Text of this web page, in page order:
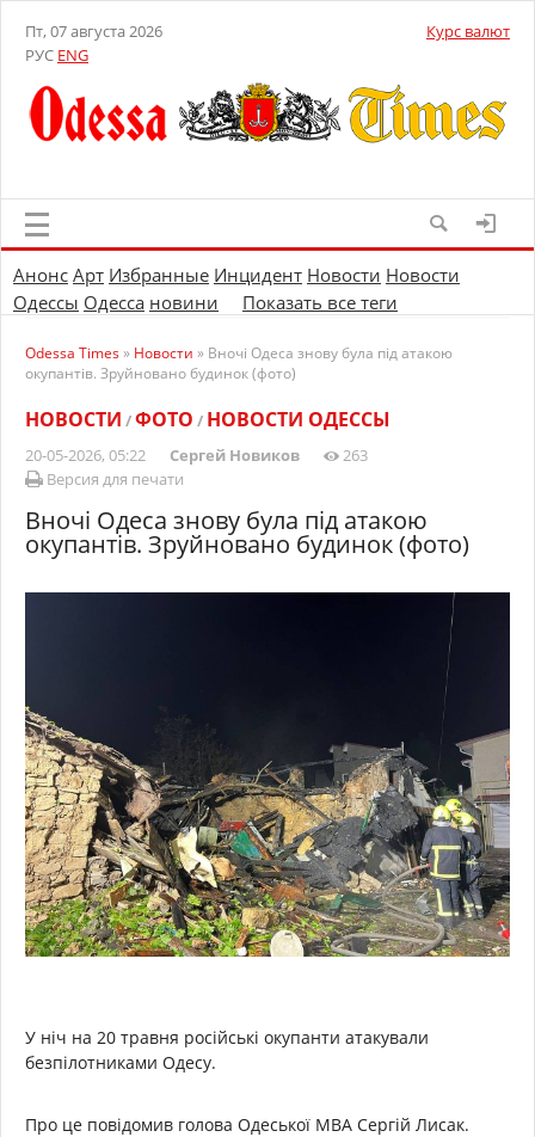
Пт, 07 августа 2026
РУС ENG
Курс валют
Анонс Арт Избранные Инцидент Новости Новости
Одессы Одесса новини Показать все теги
Odessa Times» Новости » Вночі Одеса знову була під атакою
окупантів. Зруйновано будинок (фото)
НОВОСТИ /ФОТО / НОВОСТИ ОДЕССЫ
20-05-2026, 05:22 Сергей Новиков
263
Версия для печати
Вночі Одеса знову була під атакою
окупантів. Зруйновано будинок (фото)
У ніч на 20 травня російські окупанти атакували
безпілотниками Одесу.
Про це повідомив голова Одеської МВА Сергій Лисак.